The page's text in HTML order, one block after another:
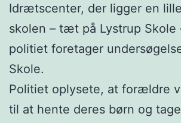
Idrætscenter, der ligger en
skolen – tæt på Lystrup Skole
politiet foretager
Skole.
Politiet oplysete, at forældre
til at hente deres børn og